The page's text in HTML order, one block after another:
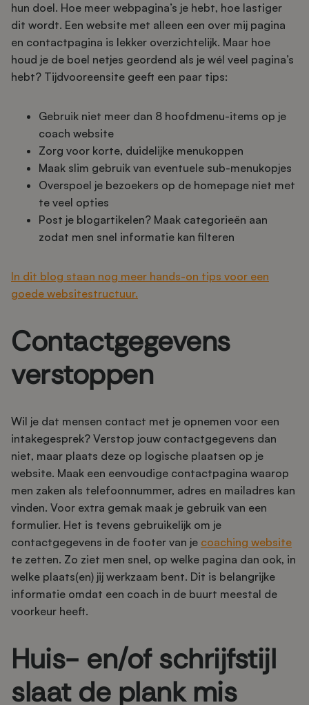
hun doel. Hoe meer webpagina’s je hebt, hoe lastiger
dit wordt. Een website met alleen een over mij pagina
en contactpagina is lekker overzichtelijk. Maar hoe
houd je de boel netjes geordend als je wél veel pagina’s
hebt? Tijdvooreensite geeft een paar tips:
Gebruik niet meer dan 8 hoofdmenu-items op je
coach website
Zorg voor korte, duidelijke menukoppen
Maak slim gebruik van eventuele sub-menukopjes
Overspoel je bezoekers op de homepage niet met
te veel opties
Post je blogartikelen? Maak categorieën aan
zodat men snel informatie kan filteren
In dit blog staan nog meer hands-on tips voor een
goede websitestructuur.
Contactgegevens
verstoppen
Wil je dat mensen contact met je opnemen voor een
intakegesprek? Verstop jouw contactgegevens dan
niet, maar plaats deze op logische plaatsen op je
website. Maak een eenvoudige contactpagina waarop
men zaken als telefoonnummer, adres en mailadres kan
vinden. Voor extra gemak maak je gebruik van een
formulier. Het is tevens gebruikelijk om je
contactgegevens in de footer van je coaching website
te zetten. Zo ziet men snel, op welke pagina dan ook, in
welke plaats(en) jij werkzaam bent. Dit is belangrijke
informatie omdat een coach in de buurt meestal de
voorkeur heeft.
Huis- en/of schrijfstijl
slaat de plank mis